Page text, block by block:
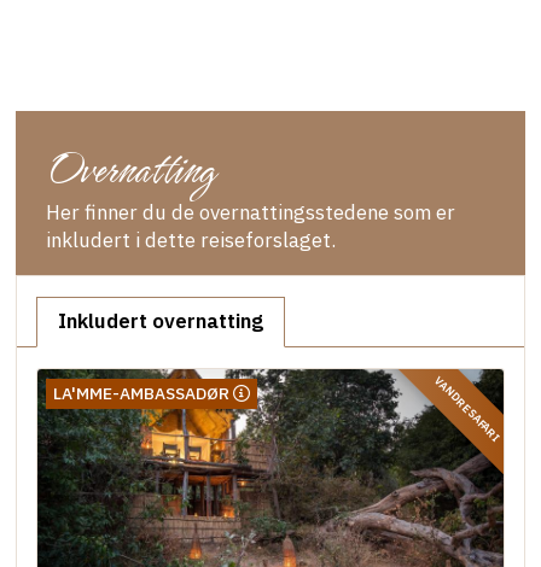
Overnatting
Her finner du de overnattingsstedene som er
inkludert i dette reiseforslaget.
Inkludert overnatting
LA'MME-AMBASSADØR VANDRESAFARI